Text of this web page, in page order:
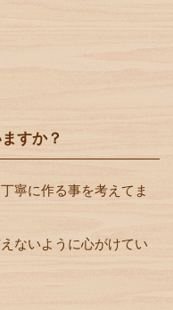
すか？
寧に作る事を考えてま
ないように心がけてい